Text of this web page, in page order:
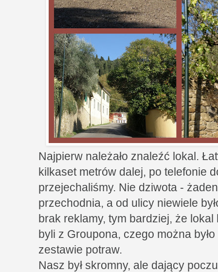
Najpierw należało znaleźć lokal.
kilkaset metrów dalej, po telefonie
przejechaliśmy. Nie dziwota -
przechodnia, a od ulicy niewiele
brak reklamy, tym bardziej, że lokal
byli z Groupona, czego można
zestawie potraw.
Nasz był skromny, ale dający